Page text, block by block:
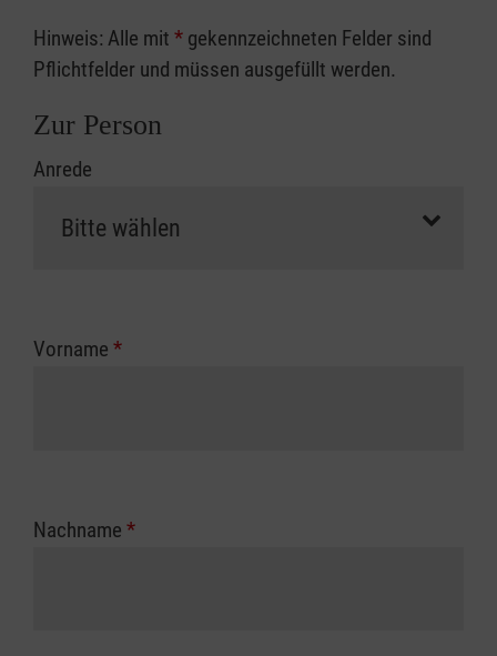
Hinweis: Alle mit * gekennzeichneten Felder sind
Pflichtfelder und müssen ausgefüllt werden.
Zur Person
Anrede
Vorname *
Nachname *